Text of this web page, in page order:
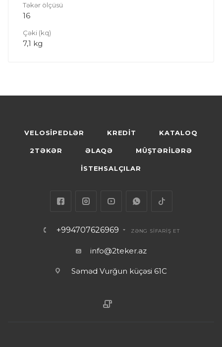
Təkər ölçüsü
16
Çəki (kq)
7,1 kg
VELOSİPEDLƏR KREDİT KATALOQ
2TƏKƏR ƏLAQƏ MÜŞTƏRİLƏRƏ
İSTEHSALÇILAR
+994707626969 ZƏNG SİFARİŞ ET
info@2teker.az
Səməd Vurğun küçəsi 61C